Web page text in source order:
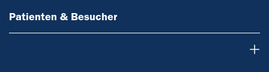
Patienten & Besucher